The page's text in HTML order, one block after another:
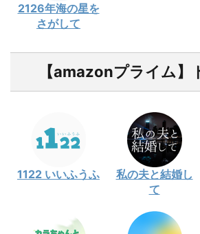
2126年海の星を
さがして
【amazonプライム】
1122 いいふうふ
私の夫と結婚し
て